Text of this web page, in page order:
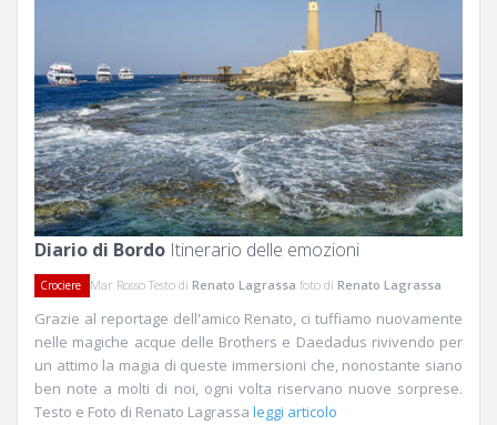
Diario di Bordo Itinerario delle emozioni
Crociere Mar Rosso Testo di Renato Lagrassa foto di Renato Lagrassa
Grazie al reportage dell'amico Renato, ci tuffiamo nuovamente
nelle magiche acque delle Brothers e Daedadus rivivendo per
un attimo la magia di queste immersioni che, nonostante siano
ben note a molti di noi, ogni volta riservano nuove sorprese.
Testo e Foto di Renato Lagrassa leggi articolo